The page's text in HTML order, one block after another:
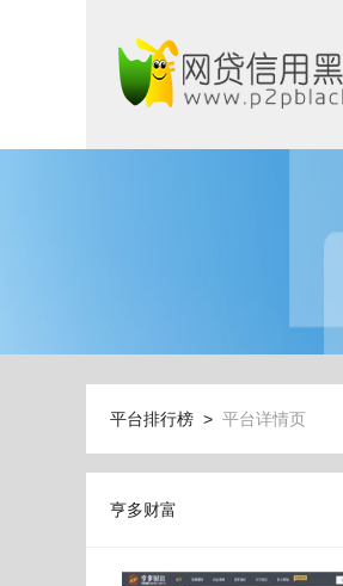
平台排行榜 > 平台详情页
亨多财富